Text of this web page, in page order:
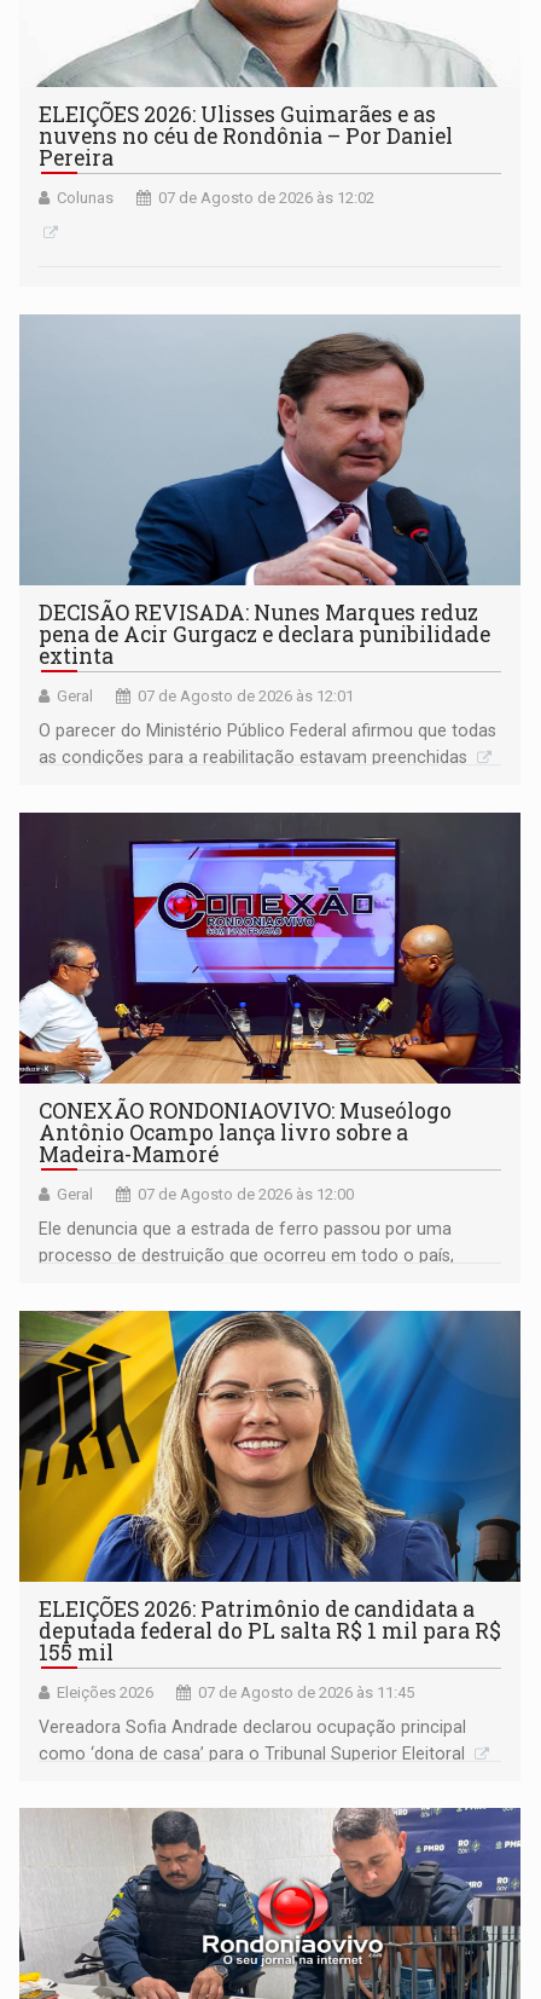
ELEIÇÕES 2026: Ulisses Guimarães e as
nuvens no céu de Rondônia – Por Daniel
Pereira
Colunas 07 de Agosto de 2026 às 12:02
DECISÃO REVISADA: Nunes Marques reduz
pena de Acir Gurgacz e declara punibilidade
extinta
Geral 07 de Agosto de 2026 às 12:01
O parecer do Ministério Público Federal afirmou que todas
as condições para a reabilitação estavam preenchidas
CONEXÃO RONDONIAOVIVO: Museólogo
Antônio Ocampo lança livro sobre a
Madeira-Mamoré
Geral 07 de Agosto de 2026 às 12:00
Ele denuncia que a estrada de ferro passou por uma
processo de destruição que ocorreu em todo o país,
ELEIÇÕES 2026: Patrimônio de candidata a
deputada federal do PL salta R$ 1 mil para R$
155 mil
Eleições 2026 07 de Agosto de 2026 às 11:45
Vereadora Sofia Andrade declarou ocupação principal
como ‘dona de casa’ para o Tribunal Superior Eleitoral